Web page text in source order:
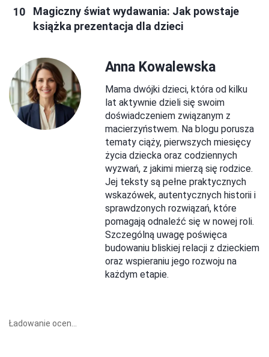
Magiczny świat wydawania: Jak powstaje
książka prezentacja dla dzieci
Anna Kowalewska
Mama dwójki dzieci, która od kilku
lat aktywnie dzieli się swoim
doświadczeniem związanym z
macierzyństwem. Na blogu porusza
tematy ciąży, pierwszych miesięcy
życia dziecka oraz codziennych
wyzwań, z jakimi mierzą się rodzice.
Jej teksty są pełne praktycznych
wskazówek, autentycznych historii i
sprawdzonych rozwiązań, które
pomagają odnaleźć się w nowej roli.
Szczególną uwagę poświęca
budowaniu bliskiej relacji z dzieckiem
oraz wspieraniu jego rozwoju na
każdym etapie.
Ładowanie ocen...